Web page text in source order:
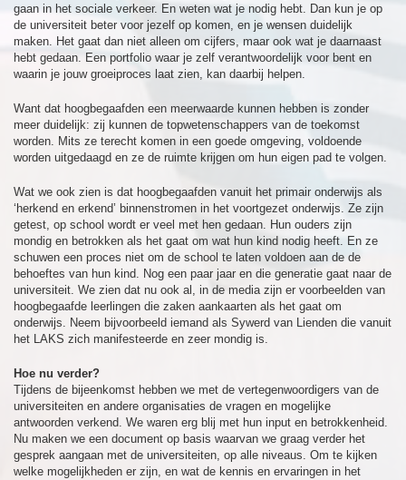
gaan in het sociale verkeer. En weten wat je nodig hebt. Dan kun je op
de universiteit beter voor jezelf op komen, en je wensen duidelijk
maken. Het gaat dan niet alleen om cijfers, maar ook wat je daarnaast
hebt gedaan. Een portfolio waar je zelf verantwoordelijk voor bent en
waarin je jouw groeiproces laat zien, kan daarbij helpen.
Want dat hoogbegaafden een meerwaarde kunnen hebben is zonder
meer duidelijk: zij kunnen de topwetenschappers van de toekomst
worden. Mits ze terecht komen in een goede omgeving, voldoende
worden uitgedaagd en ze de ruimte krijgen om hun eigen pad te volgen.
Wat we ook zien is dat hoogbegaafden vanuit het primair onderwijs als
‘herkend en erkend’ binnenstromen in het voortgezet onderwijs. Ze zijn
getest, op school wordt er veel met hen gedaan. Hun ouders zijn
mondig en betrokken als het gaat om wat hun kind nodig heeft. En ze
schuwen een proces niet om de school te laten voldoen aan de de
behoeftes van hun kind. Nog een paar jaar en die generatie gaat naar de
universiteit. We zien dat nu ook al, in de media zijn er voorbeelden van
hoogbegaafde leerlingen die zaken aankaarten als het gaat om
onderwijs. Neem bijvoorbeeld iemand als Sywerd van Lienden die vanuit
het LAKS zich manifesteerde en zeer mondig is.
Hoe nu verder?
Tijdens de bijeenkomst hebben we met de vertegenwoordigers van de
universiteiten en andere organisaties de vragen en mogelijke
antwoorden verkend. We waren erg blij met hun input en betrokkenheid.
Nu maken we een document op basis waarvan we graag verder het
gesprek aangaan met de universiteiten, op alle niveaus. Om te kijken
welke mogelijkheden er zijn, en wat de kennis en ervaringen in het